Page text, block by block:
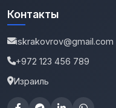
Контакты
iskrakovrov@gmail.com
+972 123 456 789
Израиль